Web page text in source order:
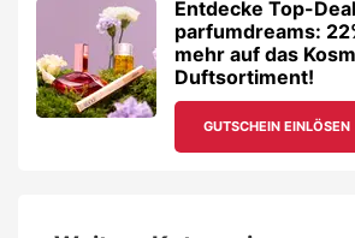
Entdecke Top-
parfumdreams:
mehr auf das
Duftsortiment!
GUTSCHEIN EINLÖSEN